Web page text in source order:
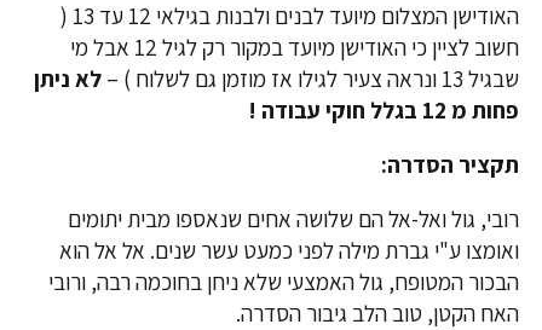
האודישן המצלום מיועד לבנים ולבנות בגילאי 12 עד 13 (
חשוב לציין כי האודישן מיועד במקור רק לגיל 12 אבל מי
שבגיל 13 ונראה צעיר לגילו אז מוזמן גם לשלוח ) –
לא ניתן
פחות מ 12 בגלל חוקי עבודה !
תקציר הסדרה:
רובי, גול ואל-אל הם שלושה אחים שנאספו מבית יתומים
ואומצו ע"י גברת מילה לפני כמעט עשר שנים. אל אל הוא
הבכור המטופח, גול האמצעי שלא ניחן בחוכמה רבה, ורובי
האח הקטן, טוב הלב גיבור הסדרה.